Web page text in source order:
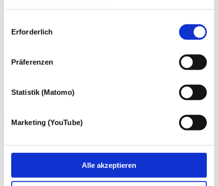
mit Ihrer ausdrücklichen Einwilligung einsetzen und die
Erforderlich
Präferenzen
Statistik (Matomo)
Marketing (YouTube)
Alle akzeptieren